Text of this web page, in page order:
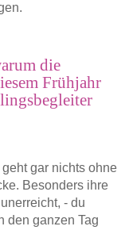
die
Frühjahr
gar nichts ohne
Besonders ihre
- du
den ganzen Tag